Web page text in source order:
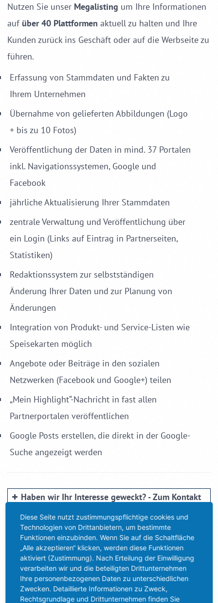
Nutzen Sie unser Megalisting um Ihre Informationen
auf über 40 Plattformen aktuell zu halten und Ihre
Kunden zurück ins Geschäft oder auf die Werbseite zu
führen.
Erfassung von Stammdaten und Fakten zu
Ihrem Unternehmen
Übernahme von gelieferten Abbildungen (Logo
+ bis zu 10 Fotos)
Veröffentlichung der Daten in mind. 37 Portalen
inkl. Navigationssystemen, Google und
Facebook
jährliche Aktualisierung Ihrer Stammdaten
zentrale Verwaltung und Veröffentlichung über
ein Login (Links auf Eintrag in Partnerseiten,
Statistiken)
Redaktionssystem zur selbstständigen
Änderung Ihrer Daten und zur Planung von
Änderungen
Integration von Produkt- und Service-Listen wie
Speisekarten möglich
Angebote oder Beiträge in den sozialen
Netzwerken (Facebook und Google+) teilen
„Mein Highlight“-Nachricht in fast allen
Partnerportalen veröffentlichen
Google Posts erstellen, die direkt in der Google-
Suche angezeigt werden
Haben wir Ihr Interesse geweckt? - Zum Kontakt
* Pflichtfelder – Diese Felder müssen ausgefüllt sein, um die
Nachricht versenden zu können!
Gemeinsam durch die Krise - Weitere Angebote ...
18. Juni 2020
Diese Seite nutzt zustimmungspflichtige cookies und
Technologien von Drittanbietern, um bestimmte
Funktionen einzubinden. Wenn Sie auf die Schaltfläche
„Alle akzeptieren“ klicken, werden diese Funktionen
aktiviert (Zustimmung). Nach Erteilung der Einwilligung
verarbeiten wir und die beteiligten Drittunternehmen
Ihre personenbezogenen Daten zu unterschiedlichen
Zwecken. Detaillierte Informationen zu Zweck,
Rechtsgrundlage und Drittunternehmen finden Sie